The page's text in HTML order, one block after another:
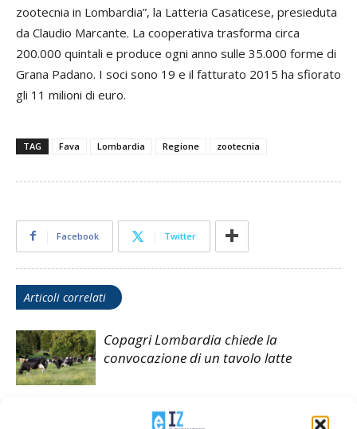
zootecnia in Lombardia”, la Latteria Casaticese, presieduta
da Claudio Marcante. La cooperativa trasforma circa
200.000 quintali e produce ogni anno sulle 35.000 forme di
Grana Padano. I soci sono 19 e il fatturato 2015 ha sfiorato
gli 11 milioni di euro.
TAG Fava Lombardia Regione zootecnia
Facebook Twitter
Articoli correlati
Copagri Lombardia chiede la
convocazione di un tavolo latte
Zootecnia, possibile il via libera alla